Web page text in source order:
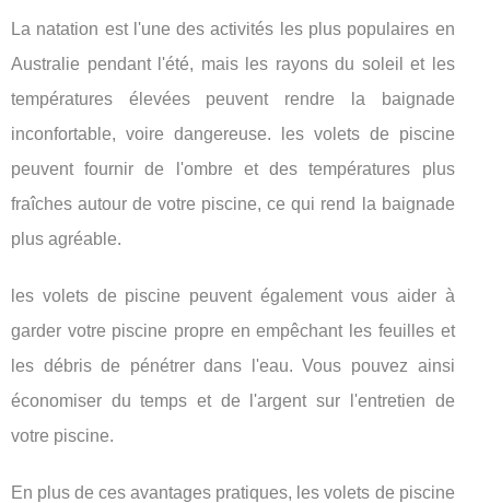
La natation est l'une des activités les plus populaires en
Australie pendant l'été, mais les rayons du soleil et les
températures élevées peuvent rendre la baignade
inconfortable, voire dangereuse. les volets de piscine
peuvent fournir de l'ombre et des températures plus
fraîches autour de votre piscine, ce qui rend la baignade
plus agréable.
les volets de piscine peuvent également vous aider à
garder votre piscine propre en empêchant les feuilles et
les débris de pénétrer dans l'eau. Vous pouvez ainsi
économiser du temps et de l'argent sur l'entretien de
votre piscine.
En plus de ces avantages pratiques, les volets de piscine